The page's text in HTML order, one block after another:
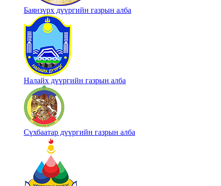
Баянзүрх дүүргийн газрын алба
Налайх дүүргийн газрын алба
Сүхбаатар дүүргийн газрын алба